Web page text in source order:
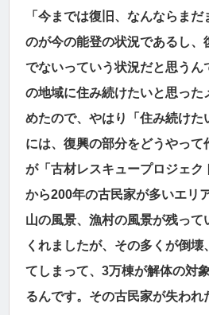
「今までは復旧、なんならま
のが今の能登の状況であるし、
でないっていう状況だと思うん
の地域に住み続けたいと思った
めたので、やはり「住み続けた
には、復興の部分をどうやって
が「古材レスキュープロジェク
から200年の古民家が多いエリ
山の風景、漁村の風景が残って
くれましたが、その多くが倒
てしまって、3万棟が解体の対
るんです。その古民家が失われ